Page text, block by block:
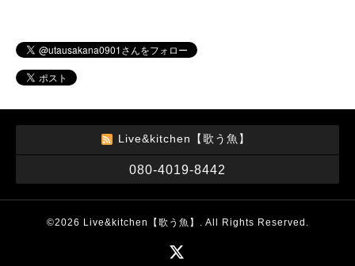
Live&kitchen【歌う魚】
080-4019-8442
©2026 Live&kitchen【歌う魚】 . All Rights Reserved.